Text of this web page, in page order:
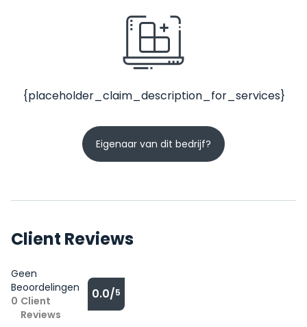
{placeholder_claim_description_for_services}
Eigenaar van dit bedrijf?
Client Reviews
Geen
Beoordelingen
0 Client
Reviews
0.0/5